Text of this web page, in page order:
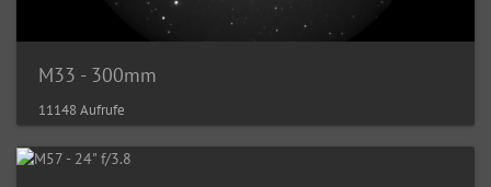
M33 - 300mm
11148 Aufrufe